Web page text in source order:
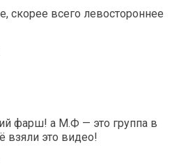
скорее всего левостороннее
фарш! а М.Ф — это группа в
взяли это видео!